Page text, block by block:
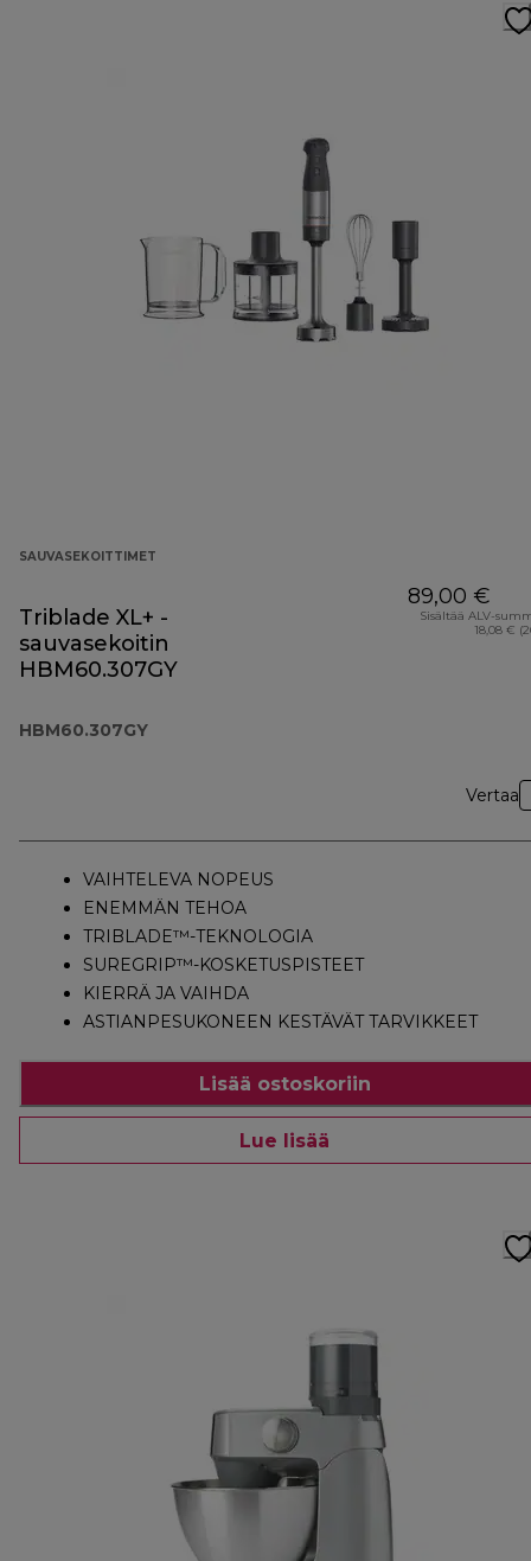
SAUVASEKOITTIMET
Triblade XL+ -
sauvasekoitin
HBM60.307GY
HBM60.307GY
89,00 €
Sisältää ALV-
18,08 €
Vertaa
VAIHTELEVA NOPEUS
ENEMMÄN TEHOA
TRIBLADE™-TEKNOLOGIA
SUREGRIP™-KOSKETUSPISTEET
KIERRÄ JA VAIHDA
ASTIANPESUKONEEN KESTÄVÄT TARVIKKEET
Lisää ostoskoriin
Lue lisää